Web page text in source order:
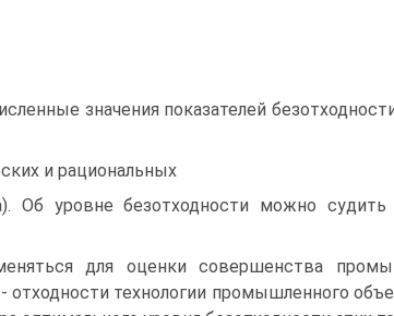
значения показателей
и рациональных
Об уровне безотходности можно
для оценки совершенства
отходности технологии промышленного